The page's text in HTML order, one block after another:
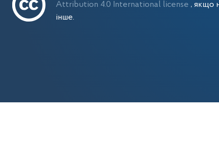
Attribution 4.0 International license, якщо
інше.